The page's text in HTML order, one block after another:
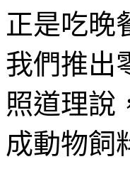
正是吃晚
我們推出
照道理說
成動物飼